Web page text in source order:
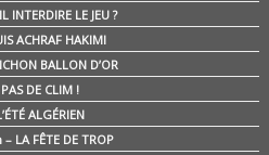
INTERDIRE LE JEU ?
ACHRAF HAKIMI
BALLON D’OR
PAS DE CLIM !
ALGÉRIEN
LA FÊTE DE TROP